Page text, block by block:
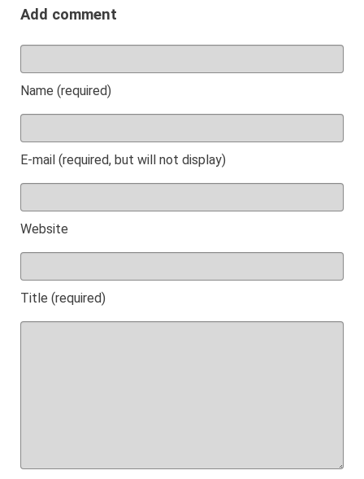
Add comment
Name (required)
E-mail (required, but will not display)
Website
Title (required)